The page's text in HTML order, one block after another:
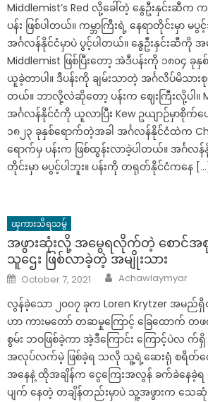
Middlemist’s Red လို့ခေါ်တဲ့ နွေဦးနှင်းဆီက ကမ္
ပန်း ဖြစ်ပါတယ်။ ကမ္ဘာကြီးရဲ့ နေရာတိုင်းမှာ
အင်္ဂလန်နိုင်ငံမှာပဲ ပွင့်ပါတယ်။ နွေဦးနှင်းဆီကို
Middlemist ဖြစ်ပြီးတော့ အဲဒီပန်းကို ၁၈၀၄
ယူခဲ့တာပါ။ ဒီပန်းကို ချမ်းသာတဲ့ အင်္ဂလိပ်မိသာ
တယ်။ ဘာလို့လဲဆိုတော့ ပန်းက ဈေးကြီးလို့ပါ။
အင်္ဂလန်နိုင်ငံကို ယူလာပြီး Kew ဥယျာဉ်မှာစိုက်ပ
၁၈၂၃ ခုနှစ်ရောက်တဲ့အခါ အင်္ဂလန်နိုင်ငံထဲက
ရောက်မှ ပန်းက ဖြစ်ထွန်းလာခဲ့ပါတယ်။ အင်္ဂလ
တိုင်းမှာ မပွင့်ပါဘူး။ ပန်းကို တရုတ်နိုင်ငံကနေ […]
ၾကားသိရသမွ်
အဖွားဆုံးလို့ အမွေရလိုက်တဲ့ စောင်အ
သူဌေး ဖြစ်လာခဲ့တဲ့ အမျိုးသား
Posted
on
October 7, 2021 Author
Achawlaymyar
လွန်ခဲ့သော ၂၀၀၇ ခုက Loren Krytzer အမည်
ဟာ ကားမတော် တဆမှုကြောင့် ခြေထောက် တဖ
စွမ်း ဘဝဖြစ်ခဲ့ကာ အဲ့ဒီကြောင်း ကြောင့်ပဲလ က်
အလုပ်လက်မဲ့ ဖြစ်ခဲ့ရ သလို သူ့ရဲ့ဆေးရုံ စရိတ်တွ
အနေနဲ့ ထိုအချိန်က ငွေကြေးအလွန် ခက်ခဲနေခဲ့
ပျက် နေတဲ့ တချိန်တည်းမှာပဲ သူ့အဖွားက သေ